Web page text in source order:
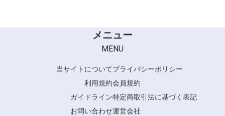
メニュー
MENU
当サイトについてプライバシーポリシー
利用規約会員規約
ガイドライン特定商取引法に基づく表記
お問い合わせ運営会社